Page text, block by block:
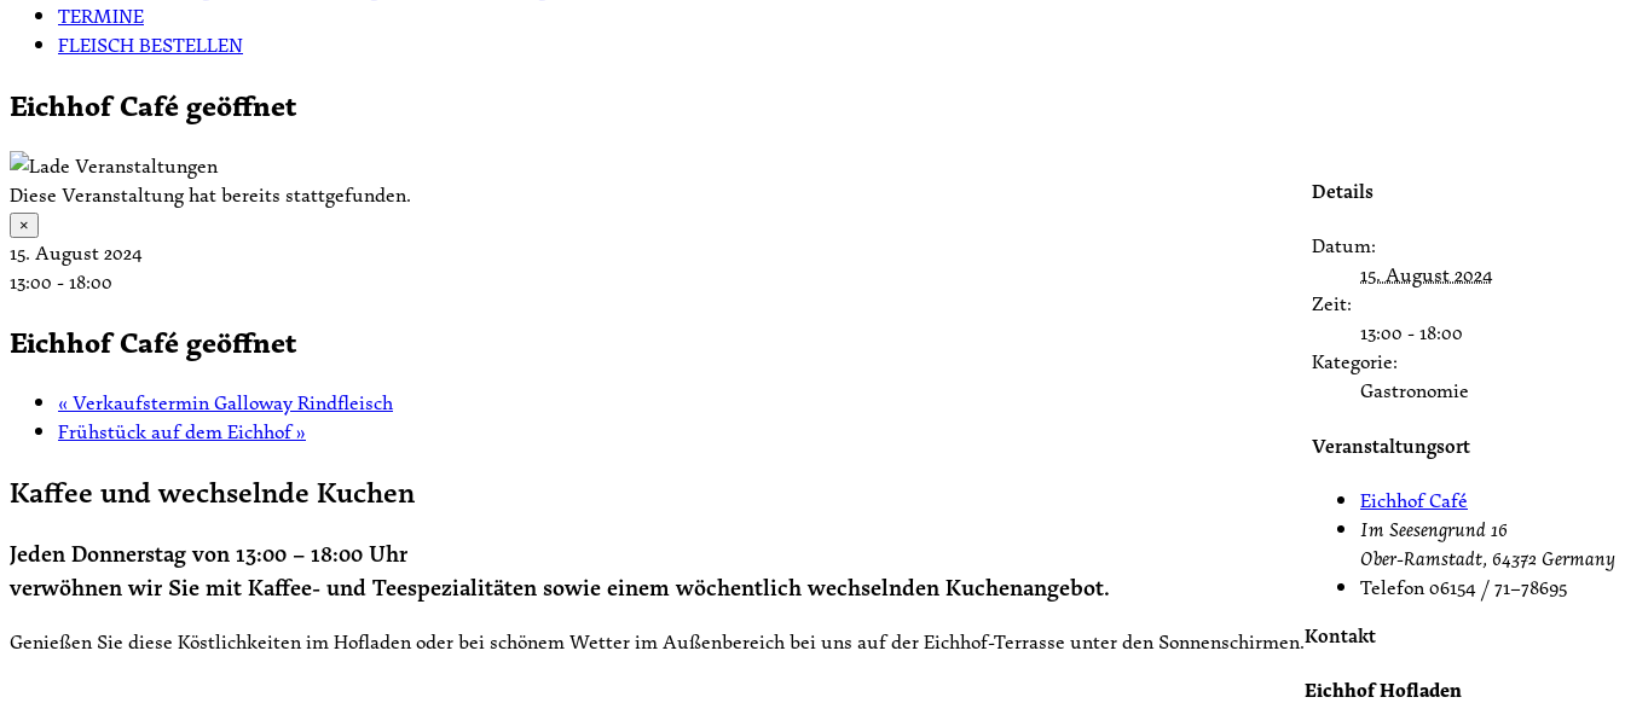
TERMINE
FLEISCH BESTELLEN
Eichhof Café geöffnet
Diese Veranstaltung hat bereits stattgefunden.
×
15. August 2024
13:00 -18:00
Eichhof Café geöffnet
« Verkaufstermin Galloway Rindfleisch
Frühstück auf dem Eichhof»
Kaffee und wechselnde Kuchen
Jeden Donnerstag von 13:00 – 18:00 Uhr
verwöhnen wir Sie mit Kaffee- und Teespezialitäten sowie einem wöchentlich wechselnden Kuchenangebot.
Genießen Sie diese Köstlichkeiten im Hofladen oder bei schönem Wetter im Außenbereich bei uns auf der Eichhof-Terrasse unter den Sonnenschirmen.
Details
Datum:
15. August 2024
Zeit:
13:00 - 18:00
Kategorie:
Gastronomie
Veranstaltungsort
Eichhof Café
Im Seesengrund 16
Ober-Ramstadt, 64372 Germany
Telefon06154 / 71–78695
Kontakt
Eichhof Hofladen